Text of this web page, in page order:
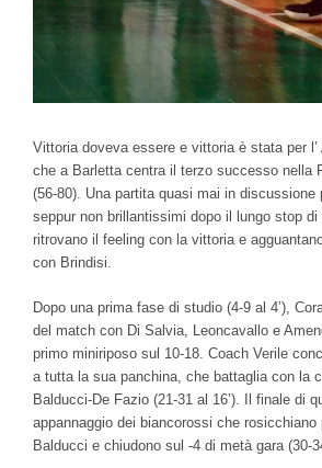
Vittoria doveva essere e vittoria è stata per
che a Barletta centra il terzo successo nella
(56-80). Una partita quasi mai in discussione
seppur non brillantissimi dopo il lungo stop di
ritrovano il feeling con la vittoria e
con Brindisi.
Dopo una prima fase di studio (4-9 al 4’),
del match con Di Salvia, Leoncavallo e
primo miniriposo sul 10-18. Coach Verile
a tutta la sua panchina, che battaglia con la
Balducci-De Fazio (21-31 al 16’). Il finale di
appannaggio dei biancorossi che
Balducci e chiudono sul -4 di metà gara (30-